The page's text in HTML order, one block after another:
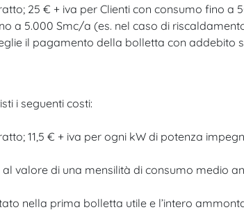
25 € + iva per Clienti con consumo fino a
a 5.000 Smc/a (es. nel caso di
il pagamento della bolletta con addebito
i seguenti costi:
11,5 € + iva per ogni kW di potenza
valore di una mensilità di consumo medio
nella prima bolletta utile e l’intero